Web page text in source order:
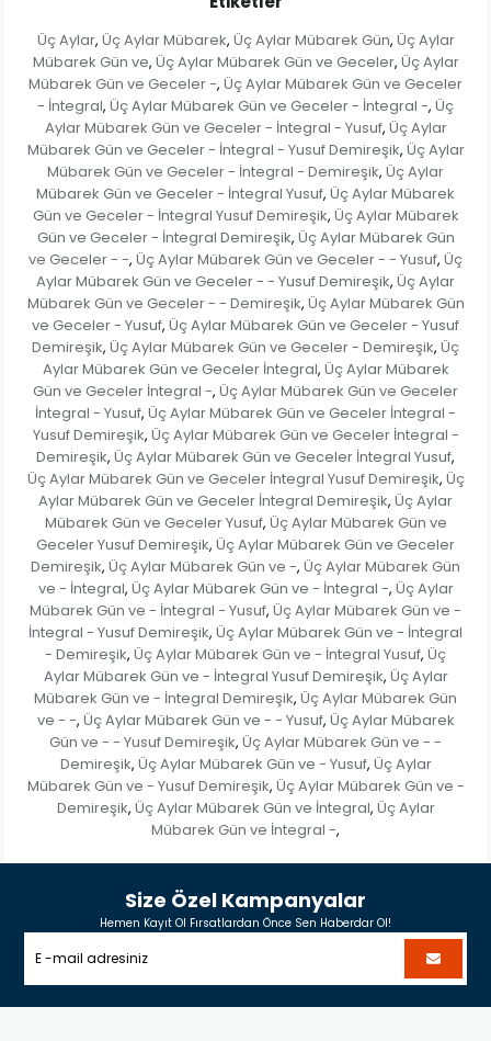
Üç Aylar, Üç Aylar Mübarek, Üç Aylar Mübarek Gün, Üç Aylar
Mübarek Gün ve, Üç Aylar Mübarek Gün ve Geceler, Üç Aylar
Mübarek Gün ve Geceler -, Üç Aylar Mübarek Gün ve Geceler
- İntegral, Üç Aylar Mübarek Gün ve Geceler - İntegral -, Üç
Aylar Mübarek Gün ve Geceler - İntegral - Yusuf, Üç Aylar
Mübarek Gün ve Geceler - İntegral - Yusuf Demireşik, Üç Aylar
Mübarek Gün ve Geceler - İntegral - Demireşik, Üç Aylar
Mübarek Gün ve Geceler - İntegral Yusuf, Üç Aylar Mübarek
Gün ve Geceler - İntegral Yusuf Demireşik, Üç Aylar Mübarek
Gün ve Geceler - İntegral Demireşik, Üç Aylar Mübarek Gün
ve Geceler - -, Üç Aylar Mübarek Gün ve Geceler - - Yusuf, Üç
Aylar Mübarek Gün ve Geceler - - Yusuf Demireşik, Üç Aylar
Mübarek Gün ve Geceler - - Demireşik, Üç Aylar Mübarek Gün
ve Geceler - Yusuf, Üç Aylar Mübarek Gün ve Geceler - Yusuf
Demireşik, Üç Aylar Mübarek Gün ve Geceler - Demireşik, Üç
Aylar Mübarek Gün ve Geceler İntegral, Üç Aylar Mübarek
Gün ve Geceler İntegral -, Üç Aylar Mübarek Gün ve Geceler
İntegral - Yusuf, Üç Aylar Mübarek Gün ve Geceler İntegral -
Yusuf Demireşik, Üç Aylar Mübarek Gün ve Geceler İntegral -
Demireşik, Üç Aylar Mübarek Gün ve Geceler İntegral Yusuf,
Üç Aylar Mübarek Gün ve Geceler İntegral Yusuf Demireşik, Üç
Aylar Mübarek Gün ve Geceler İntegral Demireşik, Üç Aylar
Mübarek Gün ve Geceler Yusuf, Üç Aylar Mübarek Gün ve
Geceler Yusuf Demireşik, Üç Aylar Mübarek Gün ve Geceler
Demireşik, Üç Aylar Mübarek Gün ve -, Üç Aylar Mübarek Gün
ve - İntegral, Üç Aylar Mübarek Gün ve - İntegral -, Üç Aylar
Mübarek Gün ve - İntegral - Yusuf, Üç Aylar Mübarek Gün ve -
İntegral - Yusuf Demireşik, Üç Aylar Mübarek Gün ve - İntegral
- Demireşik, Üç Aylar Mübarek Gün ve - İntegral Yusuf, Üç
Aylar Mübarek Gün ve - İntegral Yusuf Demireşik, Üç Aylar
Mübarek Gün ve - İntegral Demireşik, Üç Aylar Mübarek Gün
ve - -, Üç Aylar Mübarek Gün ve - - Yusuf, Üç Aylar Mübarek
Gün ve - - Yusuf Demireşik, Üç Aylar Mübarek Gün ve - -
Demireşik, Üç Aylar Mübarek Gün ve - Yusuf, Üç Aylar
Mübarek Gün ve - Yusuf Demireşik, Üç Aylar Mübarek Gün ve -
Demireşik, Üç Aylar Mübarek Gün ve İntegral, Üç Aylar
Mübarek Gün ve İntegral -,
Size Özel Kampanyalar
Hemen Kayıt Ol Fırsatlardan Önce Sen Haberdar Ol!